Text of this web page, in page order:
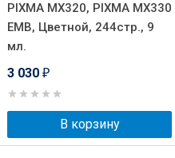
PIXMA MX320, PIXMA MX330
EMB, Цветной, 244стр., 9
мл.
3 030 ₽
В корзину